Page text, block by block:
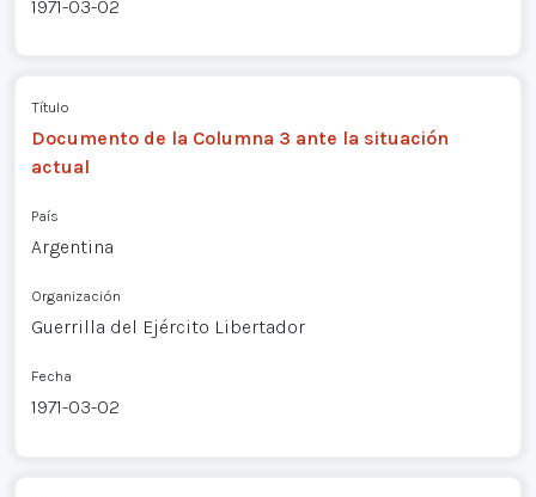
1971-03-02
Título
Documento de la Columna 3 ante la situación
actual
País
Argentina
Organización
Guerrilla del Ejército Libertador
Fecha
1971-03-02